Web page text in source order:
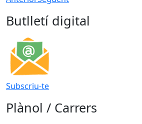
Butlletí digital
Subscriu-te
Plànol / Carrers